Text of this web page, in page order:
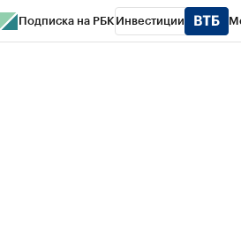
Подписка на РБК Инвестиции